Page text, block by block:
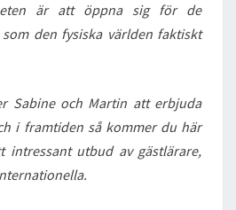
är att öppna sig för de
den fysiska världen faktiskt
Sabine och Martin att erbjuda
i framtiden så kommer du här
intressant utbud av gästlärare,